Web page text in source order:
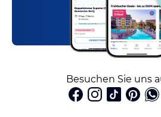
Besuchen Sie uns